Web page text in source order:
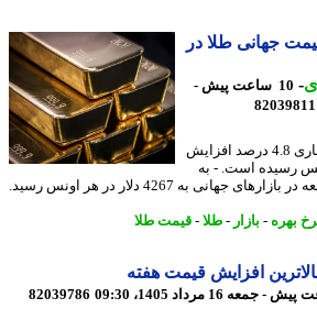
جهانی طلا در
10 ساعت پیش -
قیمت طلا در معاملات هفته جاری 4.8 درصد افزایش
اونس رسیده است. - به
گزارش در معاملات امروز جمعه در بازارهای جهانی به 4267 دلار در هر اونس رسید.
-بازار - طلا-قیمت طلا
افزایش قیمت هفته
82039786